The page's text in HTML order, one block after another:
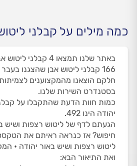
כמה מילים על קבלני
באתר שלנו תמצאו 4
166 קבלני ליטוש אבן שהצגנו
חלקם הוצאנו מהמקצוענים
בסטנדרט השירות שלנו.
כמות חוות הדעת שהתקבלו על
יהודה הינו 492.
הגעתם לדף של ליטוש רצפות ושיש
חיפוש? אז כנראה ראיתם את
ליטוש רצפות ושיש באור יהודה •
ואת התיאור הבא: